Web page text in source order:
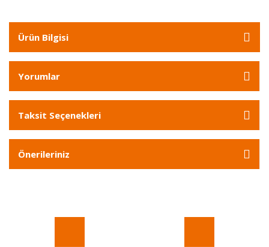
Ürün Bilgisi
Yorumlar
Taksit Seçenekleri
Önerileriniz